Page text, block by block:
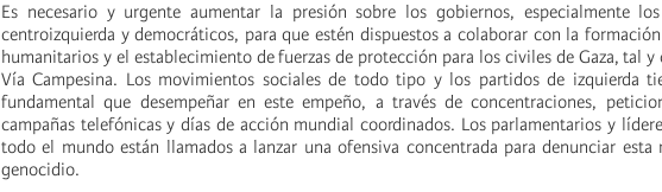
Es necesario y urgente aumentar la presión sobre los gobiernos, especialmente
centroizquierda y democráticos, para que estén dispuestos a colaborar con la
humanitarios y el establecimiento de fuerzas de protección para los civiles de Gaza, tal
Vía Campesina. Los movimientos sociales de todo tipo y los partidos de izquierda
fundamental que desempeñar en este empeño, a través de concentraciones,
campañas telefónicas y días de acción mundial coordinados. Los parlamentarios y
todo el mundo están llamados a lanzar una ofensiva concentrada para denunciar esta
genocidio.